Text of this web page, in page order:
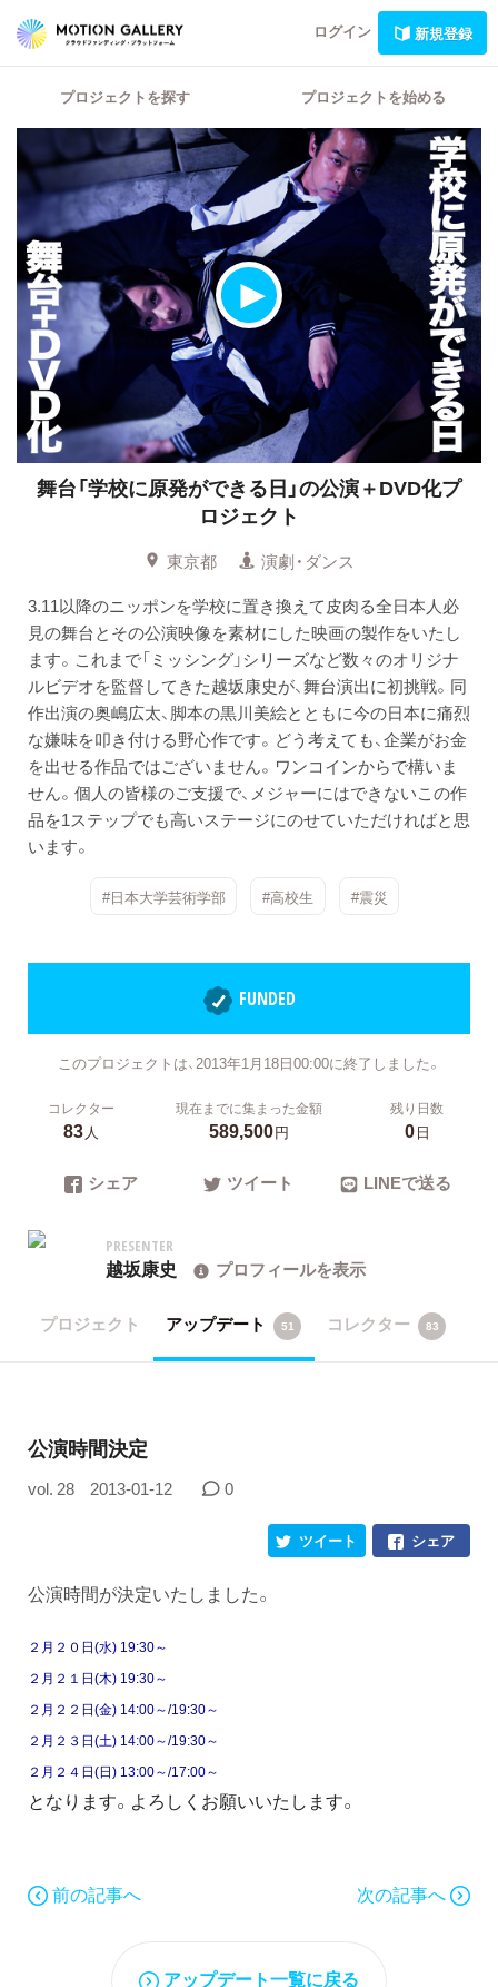
ログイン 新規登録
プロジェクトを探す プロジェクトを始める
舞台「学校に原発ができる日」の公演＋DVD化プ
ロジェクト
東京都
演劇・ダンス
3.11以降のニッポンを学校に置き換えて皮肉る全日本人必
見の舞台とその公演映像を素材にした映画の製作をいたし
ます。これまで「ミッシング」シリーズなど数々のオリジナ
ルビデオを監督してきた越坂康史が、舞台演出に初挑戦。同
作出演の奥嶋広太、脚本の黒川美絵とともに今の日本に痛烈
な嫌味を叩き付ける野心作です。どう考えても、企業がお金
を出せる作品ではございません。ワンコインからで構いま
せん。個人の皆様のご支援で、メジャーにはできないこの作
品を1ステップでも高いステージにのせていただければと思
います。
#日本大学芸術学部 #高校生 #震災
FUNDED
このプロジェクトは、2013年1月18日00:00に終了しました。
コレクター
83人
現在までに集まった金額
589,500円
残り日数
0日
シェア ツイート LINEで送る
PRESENTER
越坂康史 プロフィールを表示
プロジェクト アップデート 51 コレクター 83
公演時間決定
vol. 28 2013-01-12 0
シェア
ツイート
公演時間が決定いたしました。
２月２０日(水) 19:30～
２月２１日(木) 19:30～
２月２２日(金) 14:00～/19:30～
２月２３日(土) 14:00～/19:30～
２月２４日(日) 13:00～/17:00～
となります。よろしくお願いいたします。
前の記事へ 次の記事へ
アップデート一覧に戻る